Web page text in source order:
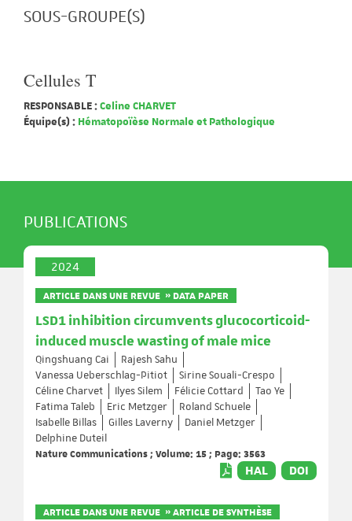
SOUS-GROUPE(S)
Cellules T
RESPONSABLE :Celine CHARVET
Équipe(s) : Hématopoïèse Normale et Pathologique
PUBLICATIONS
2024
ARTICLE DANS UNE REVUE » DATA PAPER
LSD1 inhibition circumvents glucocorticoid-
induced muscle wasting of male mice
Qingshuang Cai
Rajesh Sahu
Vanessa Ueberschlag-Pitiot
Sirine Souali-Crespo
Céline Charvet
Ilyes Silem Félicie Cottard
Tao Ye
Fatima Taleb
Eric Metzger
Roland Schuele
Isabelle Billas
Gilles Laverny
Daniel Metzger
Delphine Duteil
Nature Communications ; Volume: 15 ; Page: 3563
HAL DOI
ARTICLE DANS UNE REVUE » ARTICLE DE SYNTHÈSE